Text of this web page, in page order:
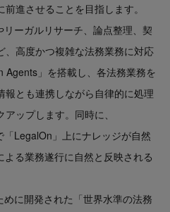
進させることを目指します。
リーガルリサーチ、論点整理、契
、高度かつ複雑な法務業務に対応
Agents」を搭載し、各法務業務を
とも連携しながら自律的に処理
ップします。同時に、
「LegalOn」上にナレッジが自然
る業務遂行に自然と反映される
めに開発された「世界水準の法務